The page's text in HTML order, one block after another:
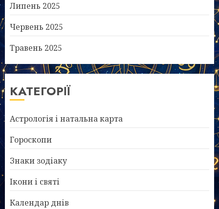
Липень 2025
Червень 2025
Травень 2025
КАТЕГОРІЇ
Астрологія і натальна карта
Гороскопи
Знаки зодіаку
Ікони і святі
Календар днів